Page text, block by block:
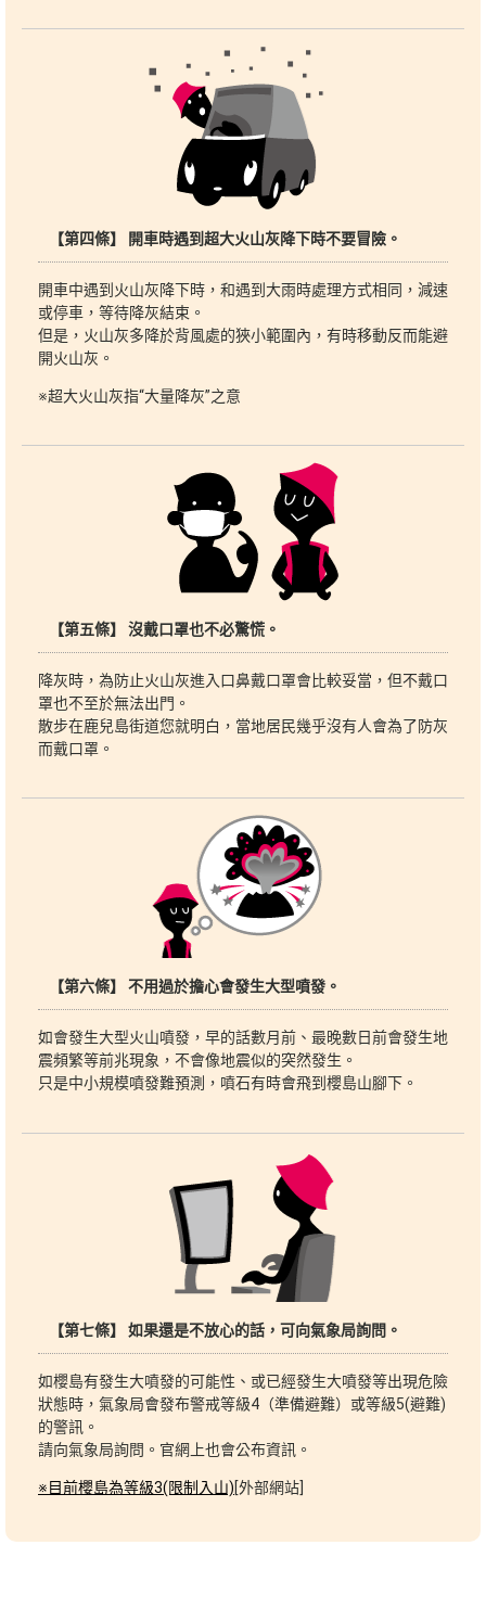
【第四條】 開車時遇到超大火山灰降下時不要冒險。
開車中遇到火山灰降下時，和遇到大雨時處理方式相同，減速
或停車，等待降灰結束。
但是，火山灰多降於背風處的狹小範圍內，有時移動反而能避
開火山灰。
※超大火山灰指“大量降灰”之意
【第五條】 沒戴口罩也不必驚慌。
降灰時，為防止火山灰進入口鼻戴口罩會比較妥當，但不戴口
罩也不至於無法出門。
散步在鹿兒島街道您就明白，當地居民幾乎沒有人會為了防灰
而戴口罩。
【第六條】 不用過於擔心會發生大型噴發。
如會發生大型火山噴發，早的話數月前、最晚數日前會發生地
震頻繁等前兆現象，不會像地震似的突然發生。
只是中小規模噴發難預測，噴石有時會飛到櫻島山腳下。
【第七條】 如果還是不放心的話，可向氣象局詢問。
如櫻島有發生大噴發的可能性、或已經發生大噴發等出現危險
狀態時，氣象局會發布警戒等級4（準備避難）或等級5(避難)
的警訊。
請向氣象局詢問。官網上也會公布資訊。
※目前櫻島為等級3(限制入山)[外部網站]